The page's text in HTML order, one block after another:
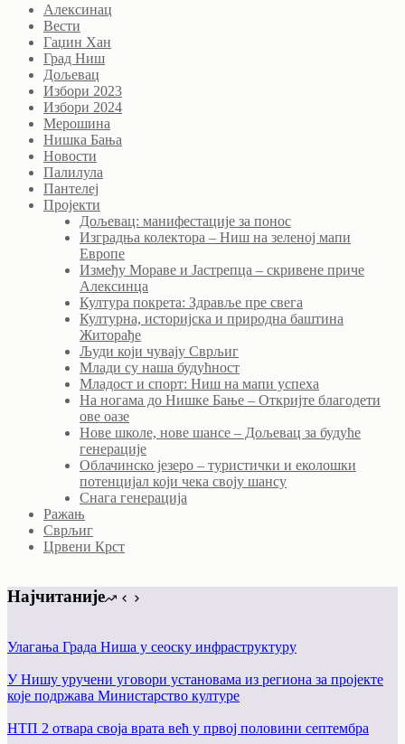
Алексинац
Вести
Гаџин Хан
Град Ниш
Дољевац
Избори 2023
Избори 2024
Мерошина
Нишка Бања
Новости
Палилула
Пантелеј
Пројекти
Дољевац: манифестације за понос
Изградња колектора – Ниш на зеленој мапи
Европе
Између Мораве и Јастрепца – скривене приче
Алексинца
Култура покрета: Здравље пре свега
Културна, историјска и природна баштина
Житорађе
Људи који чувају Сврљиг
Млади су наша будућност
Младост и спорт: Ниш на мапи успеха
На ногама до Нишке Бање – Откријте благодети
ове оазе
Нове школе, нове шансе – Дољевац за будуће
генерације
Облачинско језеро – туристички и еколошки
потенцијал који чека своју шансу
Снага генерација
Ражањ
Сврљиг
Црвени Крст
Најчитаније
Улагања Града Ниша у сеоску инфраструктуру
У Нишу уручени уговори установама из региона за пројекте
којe подржава Министарство културе
НТП 2 отвара своја врата већ у првој половини септембра